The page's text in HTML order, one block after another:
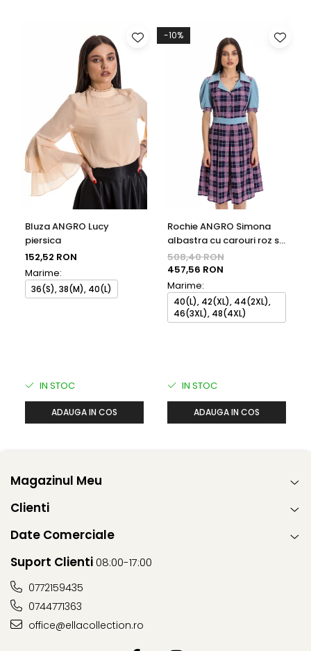
Bluza ANGRO Lucy
piersica
152,52 RON
Marime:
36(S), 38(M), 40(L)
IN STOC
ADAUGA IN COS
-10%
Rochie ANGRO Simona
albastra cu carouri roz si
bleumarin
508,40 RON
457,56 RON
Marime:
40(L), 42(XL), 44(2XL),
46(3XL), 48(4XL)
IN STOC
ADAUGA IN COS
Magazinul Meu
Clienti
Date Comerciale
Suport Clienti08:00-17:00
0772159435
0744771363
office@ellacollection.ro